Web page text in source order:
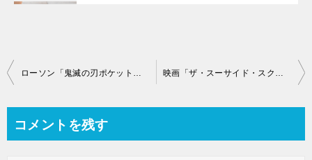
投
ビ
コメントを残す